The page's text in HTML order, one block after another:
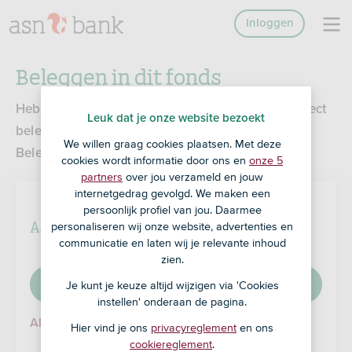
Inloggen
Beleggen in dit fonds
Heb je al een beleggingsrekening, dan kun je direct
beleggen. Open anders eerst ASN Gespreid
Beleggen of ASN Themabeleggen.
ASN Gespreid Beleggen openen
Rekening openen
Alles over ASN Gespreid Beleggen
Leuk dat je onze website bezoekt
We willen graag cookies plaatsen. Met deze
cookies wordt informatie door ons en onze 5
partners over jou verzameld en jouw
internetgedrag gevolgd. We maken een
persoonlijk profiel van jou. Daarmee
personaliseren wij onze website, advertenties en
communicatie en laten wij je relevante inhoud
zien.
Je kunt je keuze altijd wijzigen via 'Cookies
instellen' onderaan de pagina.
Hier vind je ons privacyreglement en ons
cookiereglement.